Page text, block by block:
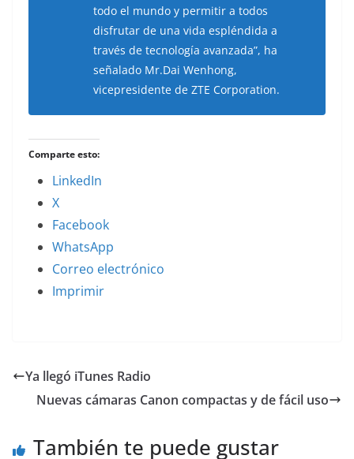
todo el mundo y permitir a todos
disfrutar de una vida espléndida a
través de tecnología avanzada”, ha
señalado Mr.Dai Wenhong,
vicepresidente de ZTE Corporation.
Comparte esto:
LinkedIn
X
Facebook
WhatsApp
Correo electrónico
Imprimir
Ya llegó iTunes Radio
Nuevas cámaras Canon compactas y de fácil uso
También te puede gustar